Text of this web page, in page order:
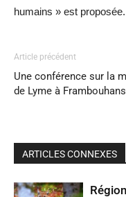
humains » est
Article précédent
Une conférence sur la
de Lyme à Frambouhans
ARTICLES CONNEXES